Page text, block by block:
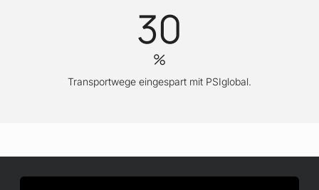
30
%
Transportwege eingespart mit PSIglobal.